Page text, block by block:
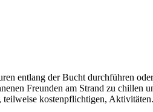
entlang der Bucht durchführen
Freunden am Strand zu chillen
teilweise kostenpflichtigen, Aktivitäten.